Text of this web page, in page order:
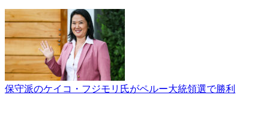
保守派のケイコ・フジモリ氏がペルー大統領選で勝利